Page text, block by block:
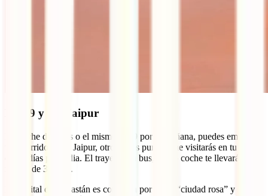
Días 9 y 10: Jaipur
La noche de antes o el mismo día 9 por la mañana, puedes empezar
tu recorrido hacia Jaipur, otro de los puntos que visitarás en tu ruta
de 15 días por India. El trayecto en bus, tren o coche te llevará algo
menos de 3 horas.
La capital del Rajastán es conocida por ser la “ciudad rosa” y sabrás